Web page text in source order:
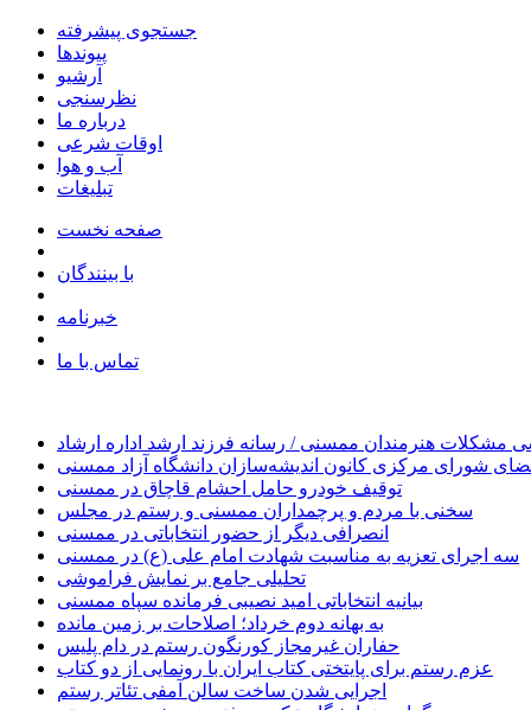
جستجوی پیشرفته
پیوندها
آرشیو
نظرسنجی
درباره ما
اوقات شرعی
آب و هوا
تبلیغات
صفحه نخست
با بینندگان
خبرنامه
تماس با ما
مشکلات هنرمندان ممسنی / رسانه فرزند ارشد اداره ارشاد
شورای مرکزی کانون اندیشه‌سازان دانشگاه آزاد ممسنی
توقیف خودرو حامل احشام قاچاق در ممسنی
سخنی با مردم و پرچمداران ممسنی و رستم در مجلس
انصرافی دیگر از حضور انتخاباتی در ممسنی
سه اجرای تعزیه به مناسبت شهادت امام علی (ع) در ممسنی
تحلیلی جامع بر نمایش فراموشی
بیانیه انتخاباتی امید نصیبی فرمانده سپاه ممسنی
به بهانه دوم خرداد؛ اصلاحات بر زمین مانده
حفاران غیرمجاز کورنگون رستم در دام پلیس
عزم رستم برای پایتختی کتاب ایران با رونمایی از دو کتاب
اجرایی شدن ساخت سالن آمفی تئاتر رستم